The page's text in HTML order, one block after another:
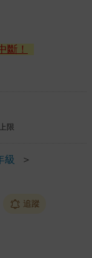
斷！
限
級
＞
追蹤